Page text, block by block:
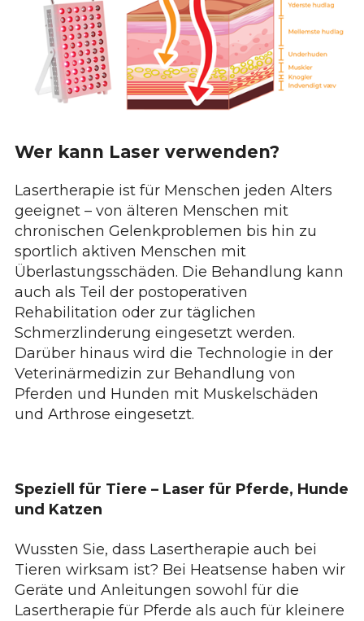
Wer kann Laser verwenden?
Lasertherapie ist für Menschen jeden Alters
geeignet – von älteren Menschen mit
chronischen Gelenkproblemen bis hin zu
sportlich aktiven Menschen mit
Überlastungsschäden. Die Behandlung kann
auch als Teil der postoperativen
Rehabilitation oder zur täglichen
Schmerzlinderung eingesetzt werden.
Darüber hinaus wird die Technologie in der
Veterinärmedizin zur Behandlung von
Pferden und Hunden mit Muskelschäden
und Arthrose eingesetzt.
Speziell für Tiere – Laser für Pferde, Hunde
und Katzen
Wussten Sie, dass Lasertherapie auch bei
Tieren wirksam ist? Bei Heatsense haben wir
Geräte und Anleitungen sowohl für die
Lasertherapie für Pferde als auch für kleinere